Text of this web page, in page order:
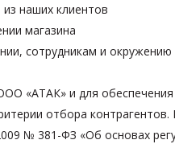
наших клиентов
магазина
сотрудникам и
«АТАК» и для обеспечения
отбора контрагентов.
№ 381-ФЗ «Об основах